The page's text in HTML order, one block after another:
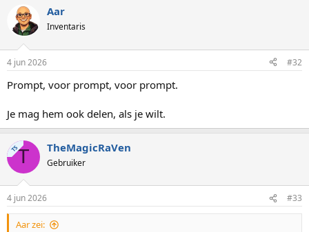
Aar
Inventaris
4 jun 2026 #32
Prompt, voor prompt, voor prompt.
Je mag hem ook delen, als je wilt.
TST TheMagicRaVen
Gebruiker
4 jun 2026 #33
Aar zei: